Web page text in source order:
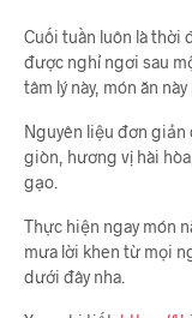
Cuối tuần luôn là thời
được nghỉ ngơi sau
tâm lý này, món ăn
Nguyên liệu đơn giản
giòn, hương vị hài
gạo.
Thực hiện ngay món
mưa lời khen từ mọi
dưới đây nha.